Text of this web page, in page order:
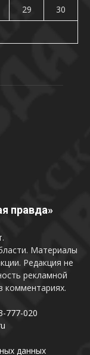
29
30
правда»
Материалы
Редакция не
рекламной
комментариях.
777-020
данных